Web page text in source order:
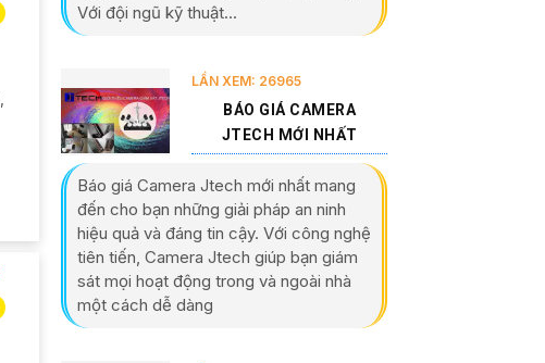
Với đội ngũ kỹ thuật...
LẦN XEM: 26965
BÁO GIÁ CAMERA
JTECH MỚI NHẤT
Báo giá Camera Jtech mới nhất mang
đến cho bạn những giải pháp an ninh
hiệu quả và đáng tin cậy. Với công nghệ
tiên tiến, Camera Jtech giúp bạn giám
sát mọi hoạt động trong và ngoài nhà
một cách dễ dàng